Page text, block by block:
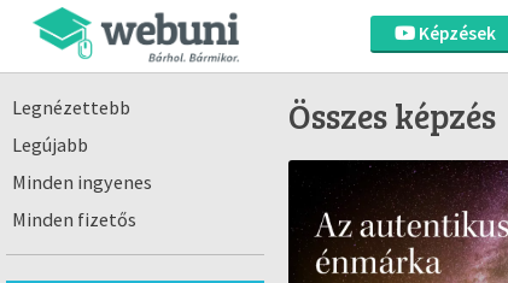
Képzések
Legnézettebb
Legújabb
Minden ingyenes
Minden fizetős
Összes képzés